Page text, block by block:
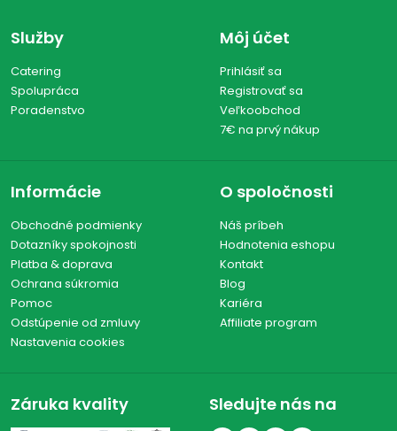
Služby
Catering
Spolupráca
Poradenstvo
Môj účet
Prihlásiť sa
Registrovať sa
Veľkoobchod
7€ na prvý nákup
Informácie
Obchodné podmienky
Dotazníky spokojnosti
Platba & doprava
Ochrana súkromia
Pomoc
Odstúpenie od zmluvy
Nastavenia cookies
O spoločnosti
Náš príbeh
Hodnotenia eshopu
Kontakt
Blog
Kariéra
Affiliate program
Záruka kvality Sledujte nás na